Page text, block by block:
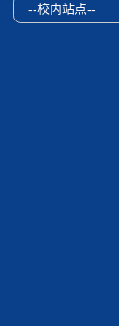
--校内站点--